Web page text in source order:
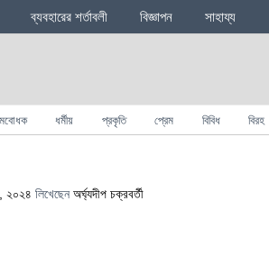
ব্যবহারের শর্তাবলী বিজ্ঞাপন সাহায্য
ধর্মীয় প্রকৃতি প্রেম বিবিধ বিরহ
২০২৪ লিখেছেন অর্ঘ্যদীপ চক্রবর্তী